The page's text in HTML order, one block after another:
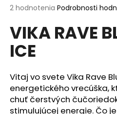
Priemerné
produktu
je
5,0
hviezdičiek.
2 hodnotenia Podrobnosti
VIKA RAVE
ICE
Vitaj vo svete Vika Rave
energetického vrecúška,
chuť čerstvých
stimulujúcej energie. Čo
á
j
s
ť